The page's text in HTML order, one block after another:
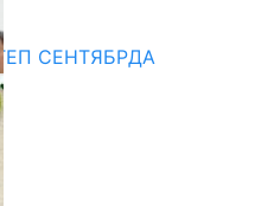
СЕНТЯБРДА